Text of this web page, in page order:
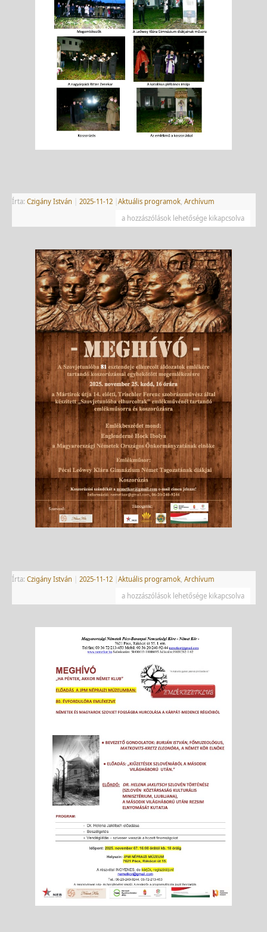
Írta: Czigány István 2025-11-12 Aktuális programok, Archívum
a hozzászólások lehetősége kikapcsolva
Írta: Czigány István 2025-11-12 Aktuális programok, Archívum
a hozzászólások lehetősége kikapcsolva